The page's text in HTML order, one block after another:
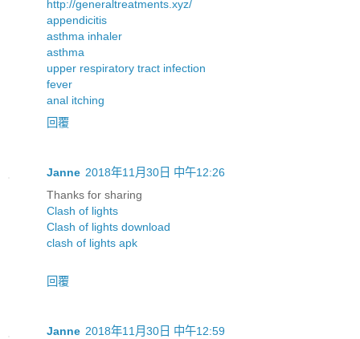
http://generaltreatments.xyz/
appendicitis
asthma inhaler
asthma
upper respiratory tract infection
fever
anal itching
回覆
Janne 2018年11月30日 中午12:26
Thanks for sharing
Clash of lights
Clash of lights download
clash of lights apk
回覆
Janne 2018年11月30日 中午12:59